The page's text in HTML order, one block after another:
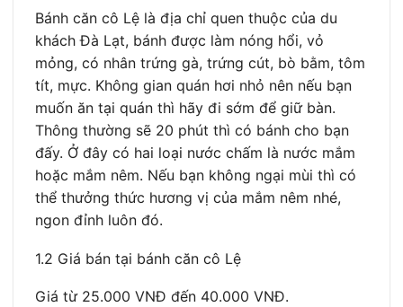
Bánh căn cô Lệ là địa chỉ quen thuộc của du
khách Đà Lạt, bánh được làm nóng hổi, vỏ
mỏng, có nhân trứng gà, trứng cút, bò bằm, tôm
tít, mực. Không gian quán hơi nhỏ nên nếu bạn
muốn ăn tại quán thì hãy đi sớm để giữ bàn.
Thông thường sẽ 20 phút thì có bánh cho bạn
đấy. Ở đây có hai loại nước chấm là nước mắm
hoặc mắm nêm. Nếu bạn không ngại mùi thì có
thể thưởng thức hương vị của mắm nêm nhé,
ngon đỉnh luôn đó.
1.2 Giá bán tại bánh căn cô Lệ
Giá từ 25.000 VNĐ đến 40.000 VNĐ.